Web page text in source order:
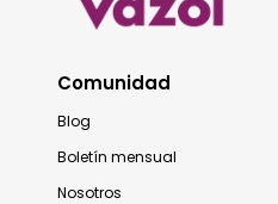
Comunidad
Blog
Boletín mensual
Nosotros